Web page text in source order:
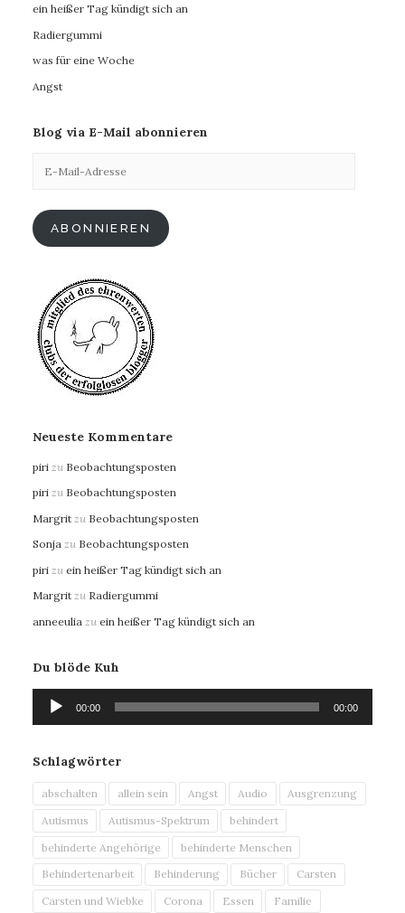
ein heißer Tag kündigt sich an
Radiergummi
was für eine Woche
Angst
Blog via E-Mail abonnieren
Mail-
ABONNIEREN
Neueste Kommentare
piri zu Beobachtungsposten
piri zu Beobachtungsposten
Margrit zu Beobachtungsposten
Sonja zu Beobachtungsposten
piri zu ein heißer Tag kündigt sich an
Margrit zu Radiergummi
anneeulia zu ein heißer Tag kündigt sich an
Du blöde Kuh
Audio-
Player
00:00 00:00
Schlagwörter
abschalten allein sein Angst Audio
Ausgrenzung
Autismus
Autismus-Spektrum
behindert
behinderte Angehörige
behinderte Menschen
Behindertenarbeit
Behinderung Bücher
Carsten
Carsten und Wiebke
Corona Essen Familie